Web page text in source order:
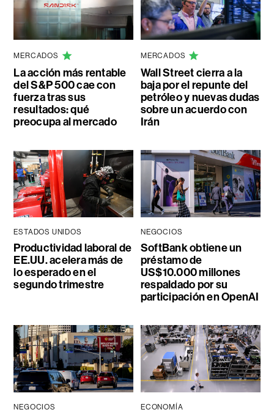
MERCADOS
La acción más rentable
del S&P 500 cae con
fuerza tras sus
resultados: qué
preocupa al mercado
MERCADOS
Wall Street cierra a la
baja por el repunte del
petróleo y nuevas dudas
sobre un acuerdo con
Irán
ESTADOS UNIDOS
Productividad laboral de
EE.UU. acelera más de
lo esperado en el
segundo trimestre
NEGOCIOS
SoftBank obtiene un
préstamo de
US$10.000 millones
respaldado por su
participación en OpenAI
NEGOCIOS ECONOMÍA